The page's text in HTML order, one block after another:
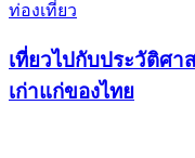
ท่องเที่ยว
เที่ยวไปกับประวัติศา
เก่าแก่ของไทย